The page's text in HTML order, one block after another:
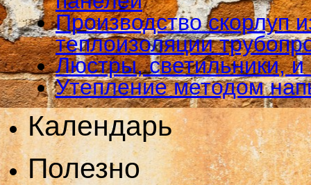
Производство скорлуп
теплоизоляции
Люстры, светильники,
Утепление методом
Календарь
Полезно